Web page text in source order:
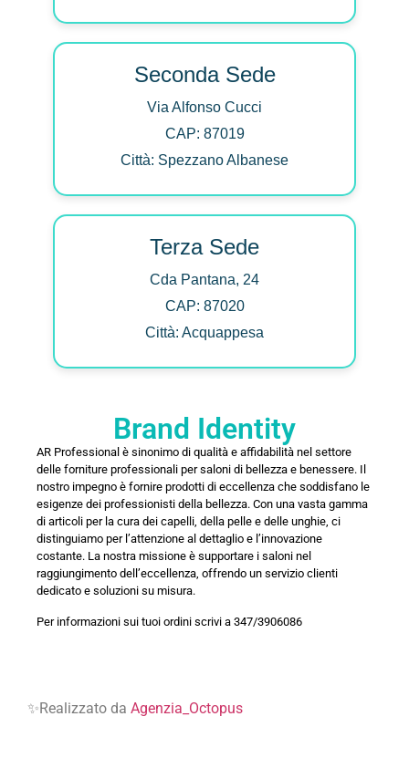
Seconda Sede
Via Alfonso Cucci
CAP: 87019
Città: Spezzano Albanese
Terza Sede
Cda Pantana, 24
CAP: 87020
Città: Acquappesa
Brand Identity
AR Professional è sinonimo di qualità e affidabilità nel settore
delle forniture professionali per saloni di bellezza e benessere. Il
nostro impegno è fornire prodotti di eccellenza che soddisfano le
esigenze dei professionisti della bellezza. Con una vasta gamma
di articoli per la cura dei capelli, della pelle e delle unghie, ci
distinguiamo per l’attenzione al dettaglio e l’innovazione
costante. La nostra missione è supportare i saloni nel
raggiungimento dell’eccellenza, offrendo un servizio clienti
dedicato e soluzioni su misura.
Per informazioni sui tuoi ordini scrivi a 347/3906086
✨Realizzato da Agenzia_Octopus